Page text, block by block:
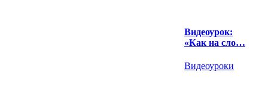
Видеоурок:
«Как на сло…
Видеоуроки